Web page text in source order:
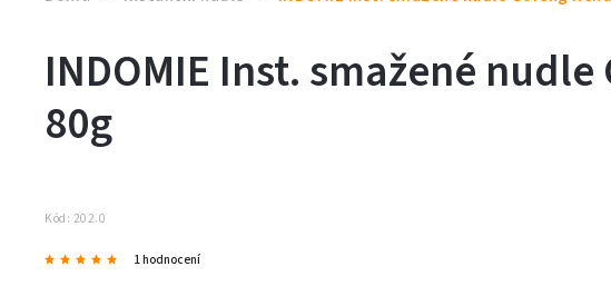
/ /
INDOMIE Inst. smažené
80g
Kód: 202.0
1 hodnocení